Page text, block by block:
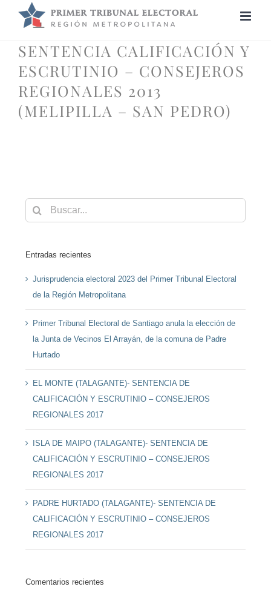
SENTENCIA CALIFICACIÓN Y
ESCRUTINIO – CONSEJEROS
REGIONALES 2013
(MELIPILLA – SAN PEDRO)
Buscar:
Entradas recientes
Jurisprudencia electoral 2023 del Primer Tribunal Electoral
de la Región Metropolitana
Primer Tribunal Electoral de Santiago anula la elección de
la Junta de Vecinos El Arrayán, de la comuna de Padre
Hurtado
EL MONTE (TALAGANTE)- SENTENCIA DE
CALIFICACIÓN Y ESCRUTINIO – CONSEJEROS
REGIONALES 2017
ISLA DE MAIPO (TALAGANTE)- SENTENCIA DE
CALIFICACIÓN Y ESCRUTINIO – CONSEJEROS
REGIONALES 2017
PADRE HURTADO (TALAGANTE)- SENTENCIA DE
CALIFICACIÓN Y ESCRUTINIO – CONSEJEROS
REGIONALES 2017
Comentarios recientes